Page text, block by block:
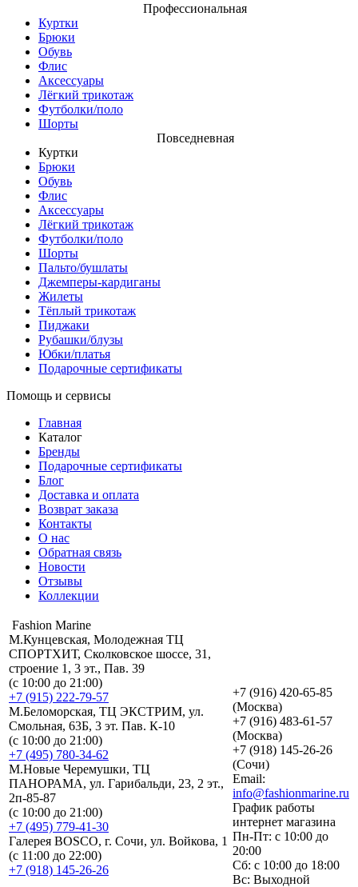
Профессиональная
Куртки
Брюки
Обувь
Флис
Аксессуары
Лёгкий трикотаж
Футболки/поло
Шорты
Повседневная
Куртки
Брюки
Обувь
Флис
Аксессуары
Лёгкий трикотаж
Футболки/поло
Шорты
Пальто/бушлаты
Джемперы-кардиганы
Жилеты
Тёплый трикотаж
Пиджаки
Рубашки/блузы
Юбки/платья
Подарочные сертификаты
Помощь и сервисы
Главная
Каталог
Бренды
Подарочные сертификаты
Блог
Доставка и оплата
Возврат заказа
Контакты
О нас
Обратная связь
Новости
Отзывы
Коллекции
Fashion Marine
М.Кунцевская, Молодежная ТЦ
СПОРТХИТ, Сколковское шоссе, 31,
строение 1, 3 эт., Пав. 39
(с 10:00 до 21:00)
+7 (915) 222-79-57
М.Беломорская, ТЦ ЭКСТРИМ, ул.
Смольная, 63Б, 3 эт. Пав. К-10
(с 10:00 до 21:00)
+7 (495) 780-34-62
М.Новые Черемушки, ТЦ
ПАНОРАМА, ул. Гарибальди, 23, 2 эт.,
2п-85-87
(с 10:00 до 21:00)
+7 (495) 779-41-30
Галерея BOSCO, г. Сочи, ул. Войкова, 1
(с 11:00 до 22:00)
+7 (918) 145-26-26
+7 (916) 420-65-85
(Москва)
+7 (916) 483-61-57
(Москва)
+7 (918) 145-26-26
(Сочи)
Email:
info@fashionmarine.ru
График работы
интернет магазина
Пн-Пт: с 10:00 до
20:00
Сб: с 10:00 до 18:00
Вс: Выходной